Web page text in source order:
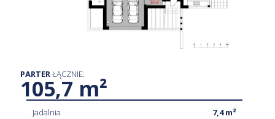
PARTERŁĄCZNIE:
105,7 m²
Jadalnia 7,4 m²